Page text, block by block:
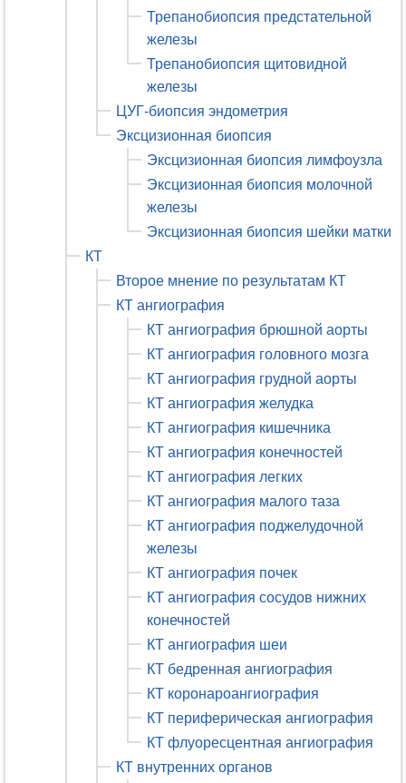
Трепанобиопсия предстательной
железы
Трепанобиопсия щитовидной
железы
ЦУГ-биопсия эндометрия
Эксцизионная биопсия
Эксцизионная биопсия лимфоузла
Эксцизионная биопсия молочной
железы
Эксцизионная биопсия шейки матки
КТ
Второе мнение по результатам КТ
КТ ангиография
КТ ангиография брюшной аорты
КТ ангиография головного мозга
КТ ангиография грудной аорты
КТ ангиография желудка
КТ ангиография кишечника
КТ ангиография конечностей
КТ ангиография легких
КТ ангиография малого таза
КТ ангиография поджелудочной
железы
КТ ангиография почек
КТ ангиография сосудов нижних
конечностей
КТ ангиография шеи
КТ бедренная ангиография
КТ коронароангиография
КТ периферическая ангиография
КТ флуоресцентная ангиография
КТ внутренних органов